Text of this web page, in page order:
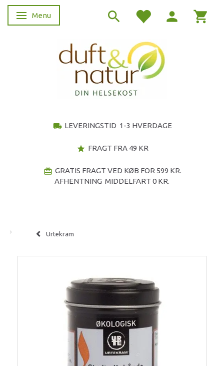
Skifte navigation
Menu
local_shipping LEVERINGSTID 1-3 HVERDAGE
star FRAGT FRA 49 KR
redeem GRATIS FRAGT VED KØB FOR 599 KR.
AFHENTNING MIDDELFART 0 KR.
Urtekram